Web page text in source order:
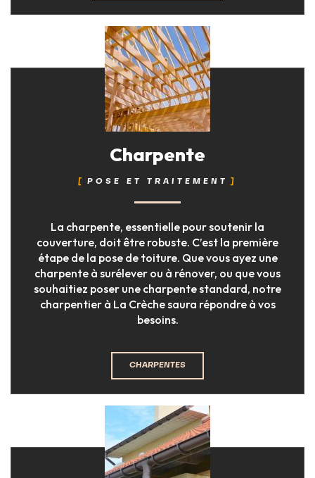
Charpente
POSE ET TRAITEMENT
La charpente, essentielle pour soutenir la
couverture, doit être robuste. C’est la première
étape de la pose de toiture. Que vous ayez une
charpente à surélever ou à rénover, ou que vous
souhaitiez poser une charpente standard, notre
charpentier à La Crèche saura répondre à vos
besoins.
CHARPENTES